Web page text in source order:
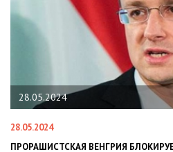
28.05.2024
28.05.2024
ПРОРАШИСТСКАЯ ВЕНГРИЯ